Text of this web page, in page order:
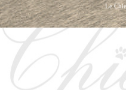
Le
HUND KLÄDER,